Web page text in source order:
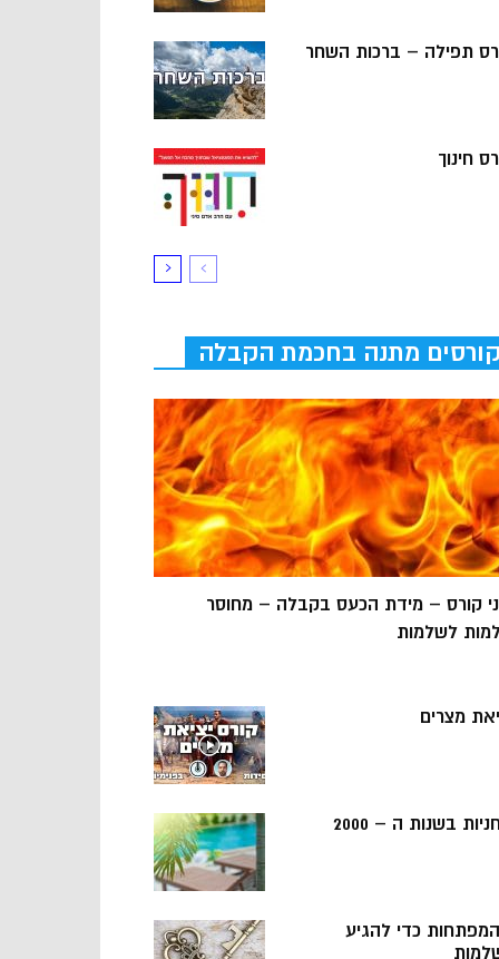
תפילה – ברכות השחר
חינוך
קורסים מתנה בחכמת הקבלה
קורס – מידת הכעס בקבלה – מחוסר
לשלמות
מצרים
בשנות ה – 2000
5 המפתחות כדי להגיע